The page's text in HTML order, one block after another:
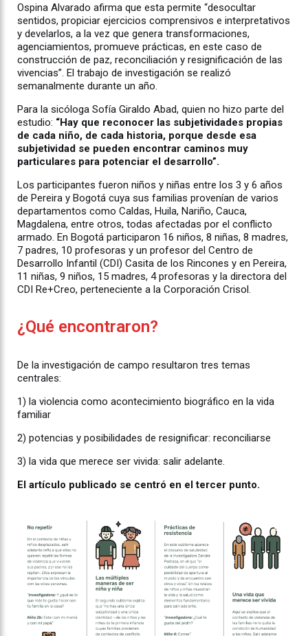
Ospina Alvarado afirma que esta permite “desocultar
sentidos, propiciar ejercicios comprensivos e interpretativos
y develarlos, a la vez que genera transformaciones,
agenciamientos, promueve prácticas, en este caso de
construcción de paz, reconciliación y resignificación de las
vivencias”. El trabajo de investigación se realizó
semanalmente durante un año.
Para la sicóloga Sofía Giraldo Abad, quien no hizo parte del
estudio: “Hay que reconocer las subjetividades propias
de cada niño, de cada historia, porque desde esa
subjetividad se pueden encontrar caminos muy
particulares para potenciar el desarrollo”.
Los participantes fueron niños y niñas entre los 3 y 6 años
de Pereira y Bogotá cuya sus familias provenían de varios
departamentos como Caldas, Huila, Nariño, Cauca,
Magdalena, entre otros, todas afectadas por el conflicto
armado. En Bogotá participaron 16 niños, 8 niñas, 8 madres,
7 padres, 10 profesoras y un profesor del Centro de
Desarrollo Infantil (CDI) Casita de los Rincones y en Pereira,
11 niñas, 9 niños, 15 madres, 4 profesoras y la directora del
CDI Re+Creo, perteneciente a la Corporación Crisol.
¿Qué encontraron?
De la investigación de campo resultaron tres temas
centrales:
1) la violencia como acontecimiento biográfico en la vida
familiar
2) potencias y posibilidades de resignificar: reconciliarse
3) la vida que merece ser vivida: salir adelante.
El artículo publicado se centró en el tercer punto.